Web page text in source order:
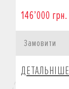
146’000 грн.
Замовити
ДЕТАЛЬНІШЕ